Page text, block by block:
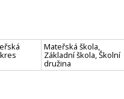
Mateřská škola,
Základní škola, Školní
družina